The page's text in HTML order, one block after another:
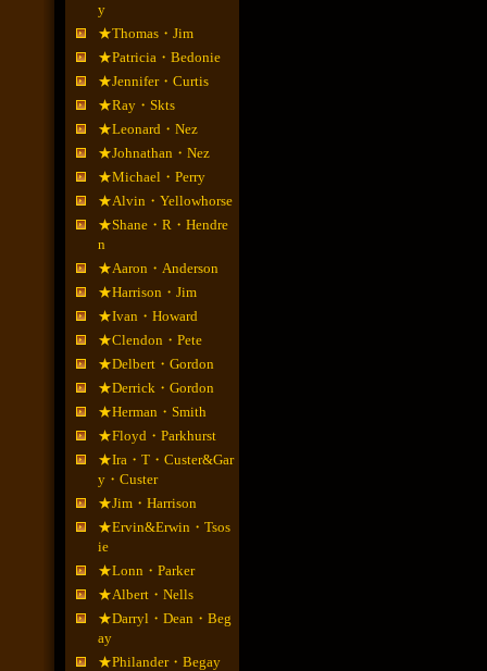
y
★Thomas・Jim
★Patricia・Bedonie
★Jennifer・Curtis
★Ray・Skts
★Leonard・Nez
★Johnathan・Nez
★Michael・Perry
★Alvin・Yellowhorse
★Shane・R・Hendre
n
★Aaron・Anderson
★Harrison・Jim
★Ivan・Howard
★Clendon・Pete
★Delbert・Gordon
★Derrick・Gordon
★Herman・Smith
★Floyd・Parkhurst
★Ira・T・Custer&Gar
y・Custer
★Jim・Harrison
★Ervin&Erwin・Tsos
ie
★Lonn・Parker
★Albert・Nells
★Darryl・Dean・Beg
ay
★Philander・Begay